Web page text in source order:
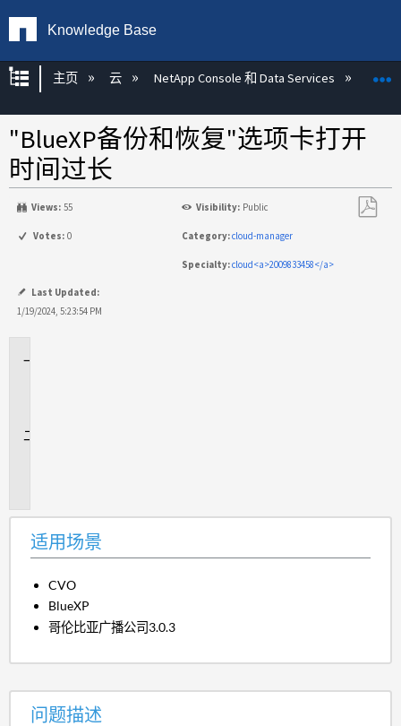
Knowledge Base
扩展/隐缩全局层次
主页 云 NetApp Console 和 Data Services
"BlueXP备份和恢复"选项卡打开
时间过长
Views: 55 Visibility: Public
Votes: 0 Category:cloud-manager
Specialty:cloud<a>2009833458</a>
Last Updated:
1/19/2024, 5:23:54 PM
适用场景
CVO
BlueXP
哥伦比亚广播公司3.0.3
问题描述